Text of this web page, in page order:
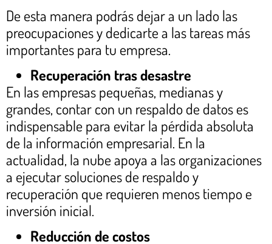
De esta manera podrás dejar a un lado las
preocupaciones y dedicarte a las tareas más
importantes para tu empresa.
Recuperación tras desastre
En las empresas pequeñas, medianas y
grandes, contar con un respaldo de datos es
indispensable para evitar la pérdida absoluta
de la información empresarial. En la
actualidad, la nube apoya a las organizaciones
a ejecutar soluciones de respaldo y
recuperación que requieren menos tiempo e
inversión inicial.
Reducción de costos